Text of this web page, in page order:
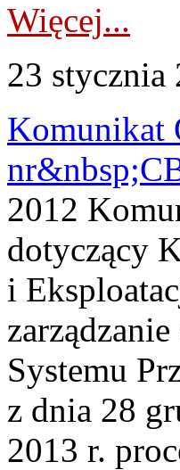
Więcej...
23 stycznia
Komunikat
2012
dotyczący
i
Systemu
z dnia 28
2013 r.